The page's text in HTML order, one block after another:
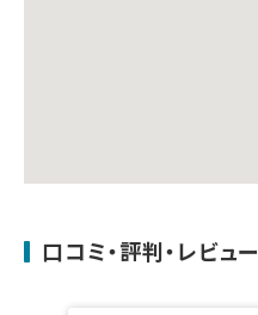
口コミ・評判・レビュー